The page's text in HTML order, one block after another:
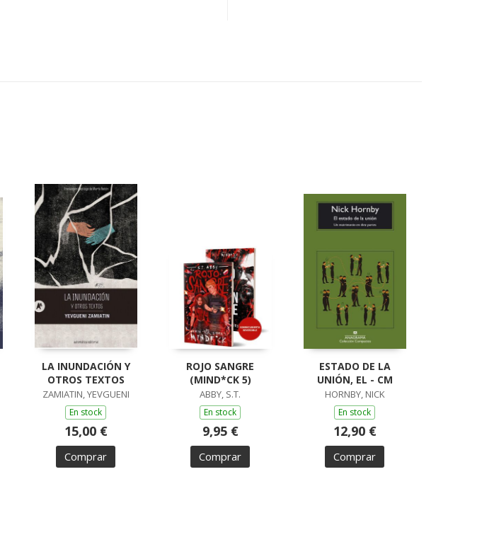
LA INUNDACIÓN Y
OTROS TEXTOS
ZAMIATIN, YEVGUENI
En stock
15,00 €
Comprar
ROJO SANGRE
(MIND*CK 5)
ABBY, S.T.
En stock
9,95 €
Comprar
ESTADO DE LA
UNIÓN, EL - CM
HORNBY, NICK
En stock
12,90 €
Comprar